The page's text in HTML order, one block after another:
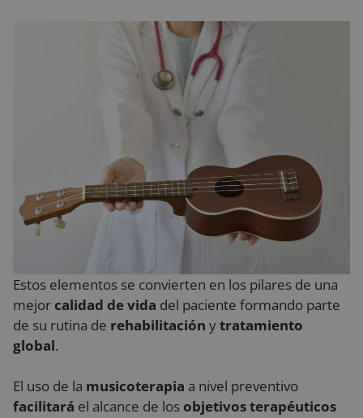
Estos elementos se convierten en los pilares de una
mejorcalidad de vida del paciente formando parte
de su rutina de rehabilitación ytratamiento
global.
El uso de la musicoterapia a nivel preventivo
facilitará el alcance de losobjetivos terapéuticos